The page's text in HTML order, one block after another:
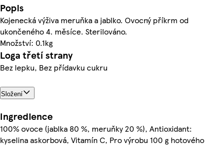
Popis
Kojenecká výživa meruňka a jablko. Ovocný příkrm od
ukončeného 4. měsíce. Sterilováno.
Množství: 0.1kg
Loga třetí strany
Bez lepku, Bez přídavku cukru
Složení
Ingredience
100% ovoce (jablka 80 %, meruňky 20 %), Antioxidant:
kyselina askorbová, Vitamín C, Pro výrobu 100 g hotového